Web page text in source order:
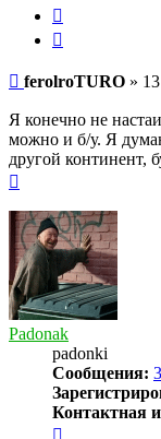
Сообщение
ferolroTURO »
Я конечно не
можно и б/у. Я
другой континент,
началу
Padonak
padonki
Сообщения:
Контактная